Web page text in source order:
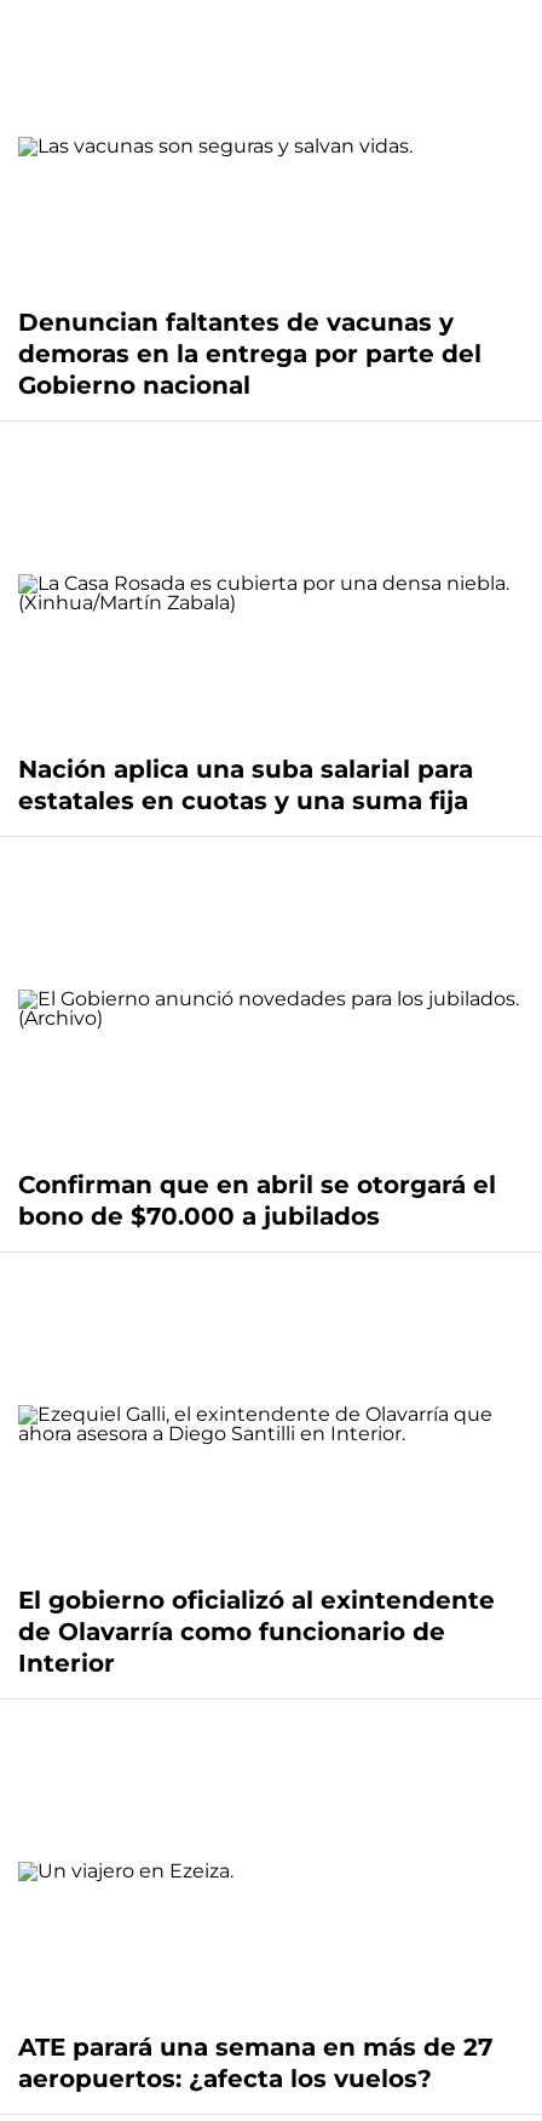
Denuncian faltantes de vacunas y
demoras en la entrega por parte del
Gobierno nacional
Nación aplica una suba salarial para
estatales en cuotas y una suma fija
Confirman que en abril se otorgará el
bono de $70.000 a jubilados
El gobierno oficializó al exintendente
de Olavarría como funcionario de
Interior
ATE parará una semana en más de 27
aeropuertos: ¿afecta los vuelos?